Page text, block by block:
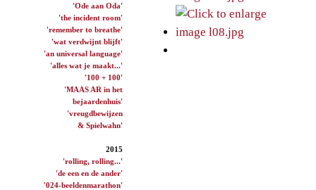
'Ode aan Oda'
'the incident room'
'remember to breathe'
'wat verdwijnt blijft'
'an universal language'
'alles wat je maakt...'
'100 + 100'
'MAAS AR in het
bejaardenhuis'
'vreugdbewijzen
& Spielwahn'
2015
'rolling, rolling...'
'de een en de ander'
'024-beeldenmarathon'